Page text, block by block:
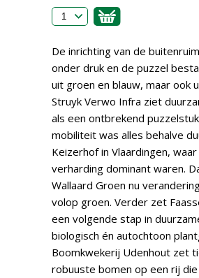
De inrichting van de
onder druk en de puzzel
uit groen en blauw, maar ook
Struyk Verwo Infra ziet
als een ontbrekend
mobiliteit was alles behalve
Keizerhof in Vlaardingen,
verharding dominant waren.
Wallaard Groen nu
volop groen. Verder zet
een volgende stap in
biologisch én autochtoon
Boomkwekerij Udenhout zet
robuuste bomen op een rij